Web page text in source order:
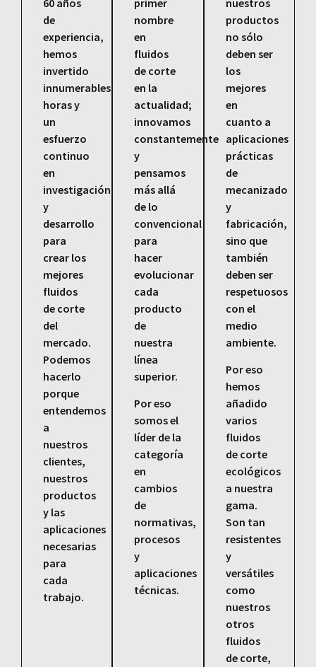
60 años
de
experiencia,
hemos
invertido
innumerables
horas y
un
esfuerzo
continuo
en
investigación
y
desarrollo
para
crear los
mejores
fluidos
de corte
del
mercado.
Podemos
hacerlo
porque
entendemos
a
nuestros
clientes,
nuestros
productos
y las
aplicaciones
necesarias
para
cada
trabajo.
primer
nombre
en
fluidos
de corte
en la
actualidad;
innovamos
constantemente
y
pensamos
más allá
de lo
convencional
para
hacer
evolucionar
cada
producto
de
nuestra
línea
superior.
Por eso
somos el
líder de la
categoría
en
cambios
de
normativas,
procesos
y
aplicaciones
técnicas.
nuestros
productos
no sólo
deben ser
los
mejores
en
cuanto a
aplicaciones
prácticas
de
mecanizado
y
fabricación,
sino que
también
deben ser
respetuosos
con el
medio
ambiente.
Por eso
hemos
añadido
varios
fluidos
de corte
ecológicos
a nuestra
gama.
Son tan
resistentes
y
versátiles
como
nuestros
otros
fluidos
de corte,